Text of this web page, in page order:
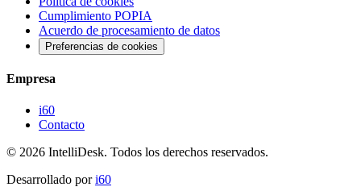
Cumplimiento POPIA
Acuerdo de procesamiento de datos
Preferencias de cookies
Empresa
i60
Contacto
© 2026 IntelliDesk. Todos los derechos reservados.
Desarrollado por i60